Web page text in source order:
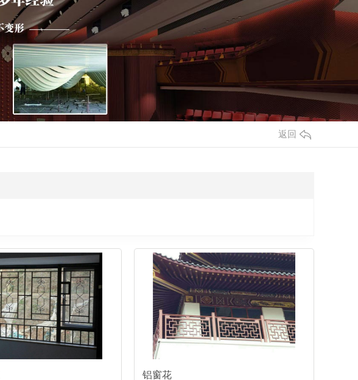
返回
铝窗花